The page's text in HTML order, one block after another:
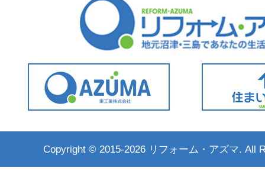
Copyright © 2015-2026 リフォーム・アズマ. All